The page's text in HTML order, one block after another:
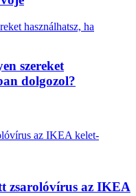
szereket
dolgozol?
zsarolóvírus az IKEA